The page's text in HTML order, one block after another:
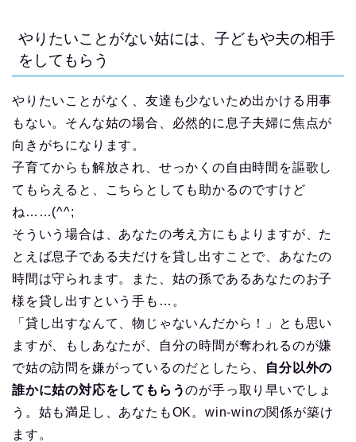
やりたいことがない姑には、子どもや夫の相手
をしてもらう
やりたいことがなく、友達も少ないため出かける用事
もない。そんな姑の場合、必然的に息子夫婦に焦点が
向きがちになります。
子育てからも解放され、せっかくの自由時間を謳歌し
てもらえると、こちらとしても助かるのですけど
ね……(^^;
そういう場合は、あなたの考え方にもよりますが、た
とえば息子である夫だけを貸し出すことで、あなたの
時間は守られます。また、姑の孫であるあなたのお子
様を貸し出すという手も…。
「貸し出すなんて、物じゃないんだから！」とも思い
ますが、もしあなたが、自分の時間が奪われるのが嫌
で姑の訪問を嫌がっているのだとしたら、
自分以外の
誰かに姑の対応をしてもらうのが手っ取り早いでしょ
う。姑も満足し、あなたもOK。win-winの関係が築け
ます。